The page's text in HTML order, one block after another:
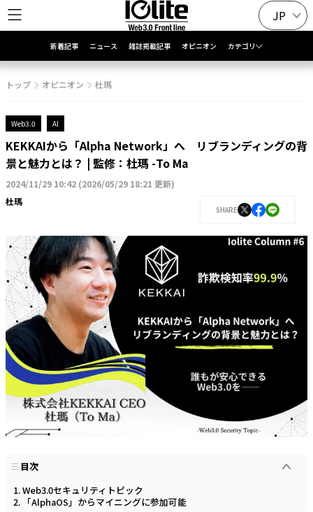
JP
新着記事 ニュース 雑誌掲載記事 オピニオン カテゴリ
トップ オピニオン 杜瑪
Web3.0 AI
KEKKAIから「Alpha Network」へ リブランディングの背
景と魅力とは？ | 監修：杜瑪 -To Ma
2024/11/29 10:42 (2026/05/29 18:21 更新)
杜瑪
SHARE
目次
Web3.0セキュリティトピック
「AlphaOS」からマイニングに参加可能